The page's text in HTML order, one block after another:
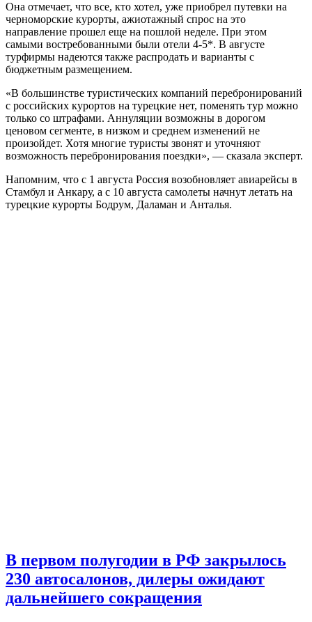
Она отмечает, что все, кто хотел, уже приобрел путевки на
черноморские курорты, ажиотажный спрос на это
направление прошел еще на пошлой неделе. При этом
самыми востребованными были отели 4-5*. В августе
турфирмы надеются также распродать и варианты с
бюджетным размещением.
«В большинстве туристических компаний перебронирований
с российских курортов на турецкие нет, поменять тур можно
только со штрафами. Аннуляции возможны в дорогом
ценовом сегменте, в низком и среднем изменений не
произойдет. Хотя многие туристы звонят и уточняют
возможность перебронирования поездки», — сказала эксперт.
Напомним, что с 1 августа Россия возобновляет авиарейсы в
Стамбул и Анкару, а с 10 августа самолеты начнут летать на
турецкие курорты Бодрум, Даламан и Анталья.
В первом полугодии в РФ закрылось
230 автосалонов, дилеры ожидают
дальнейшего сокращения